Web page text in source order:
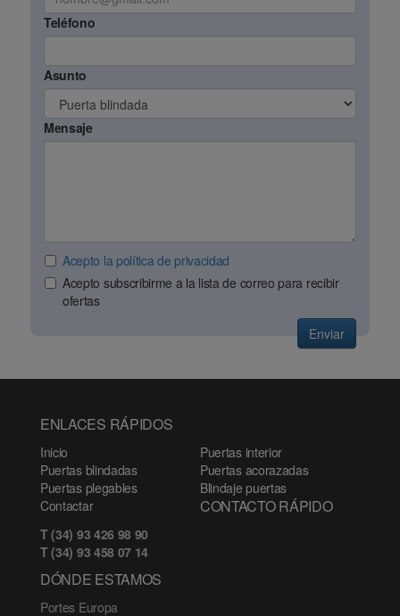
Teléfono
Asunto
Mensaje
Acepto la política de privacidad
Acepto subscribirme a la lista de correo para recibir
ofertas
Enviar
ENLACES RÁPIDOS
Inicio
Puertas interior
Puertas blindadas
Puertas acorazadas
Puertas plegables
Blindaje puertas
Contactar
CONTACTO RÁPIDO
T (34) 93 426 98 90
T (34) 93 458 07 14
DÓNDE ESTAMOS
Portes Europa